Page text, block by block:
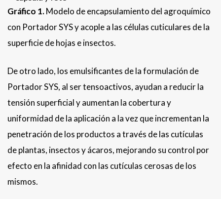
Gráfico 1.Modelo de encapsulamiento del agroquímico
con Portador SYS y acople a las células cuticulares de la
superficie de hojas e insectos.
De otro lado, los emulsificantes de la formulación de
Portador SYS, al ser tensoactivos, ayudan a reducir la
tensión superficial y aumentan la cobertura y
uniformidad de la aplicación a la vez que incrementan la
penetración de los productos a través de las cutículas
de plantas, insectos y ácaros, mejorando su control por
efecto en la afinidad con las cutículas cerosas de los
mismos.